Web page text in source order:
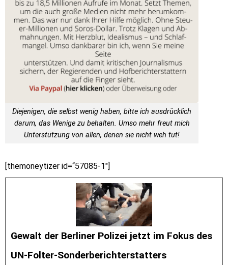
Diejenigen, die selbst wenig haben, bitte ich ausdrücklich
darum, das Wenige zu behalten. Umso mehr freut mich
Unterstützung von allen, denen sie nicht weh tut!
[themoneytizer id=“57085-1″]
Gewalt der Berliner Polizei jetzt im Fokus des
UN-Folter-Sonderberichterstatters